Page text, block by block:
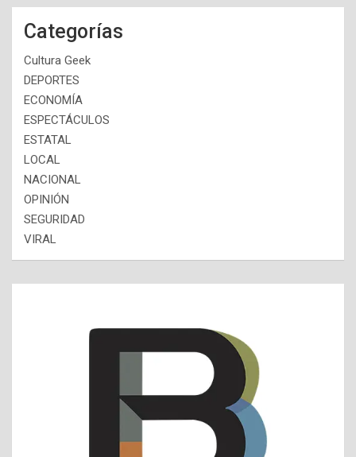
Categorías
Cultura Geek
DEPORTES
ECONOMÍA
ESPECTÁCULOS
ESTATAL
LOCAL
NACIONAL
OPINIÓN
SEGURIDAD
VIRAL